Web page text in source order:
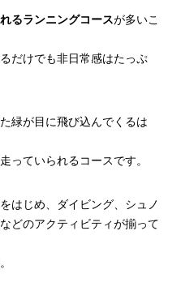
るランニングコースが多いこ
だけでも非日常感はたっぷ
緑が目に飛び込んでくるは
っていられるコースです。
はじめ、ダイビング、シュノ
どのアクティビティが揃って